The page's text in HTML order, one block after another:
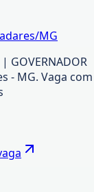
MG
| GOVERNADOR
- MG. Vaga com